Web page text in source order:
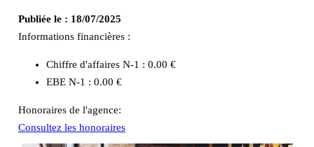
Publiée le : 18/07/2025
Informations financières :
Chiffre d'affaires N-1 : 0.00 €
EBE N-1 : 0.00 €
Honoraires de l'agence:
Consultez les honoraires